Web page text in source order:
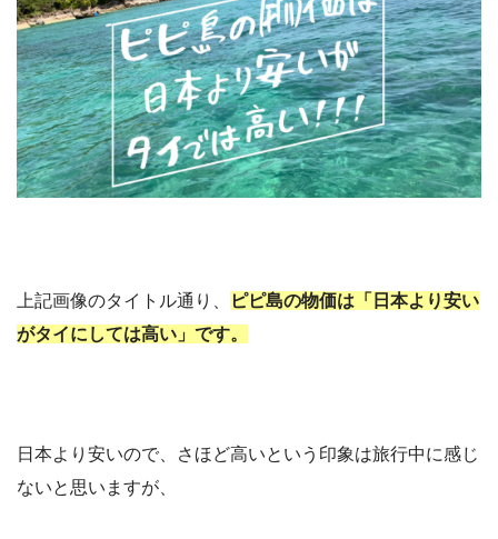
上記画像のタイトル通り、
ピピ島の物価は「日本より安い
がタイにしては高い」です。
日本より安いので、さほど高いという印象は旅行中に感じ
ないと思いますが、